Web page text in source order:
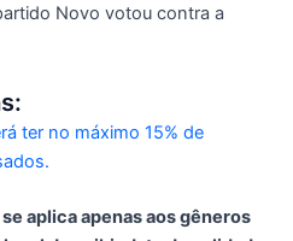
Novo votou contra a
ter no máximo 15% de
aplica apenas aos gêneros